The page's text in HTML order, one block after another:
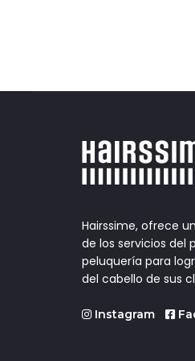
Hairssime, ofrece
de los servicios del
peluquería para
del cabello de sus
Instagram